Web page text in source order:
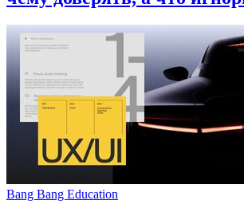
Bang Bang Education